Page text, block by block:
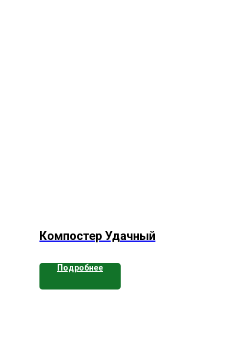
Компостер Удачный
Подробнее